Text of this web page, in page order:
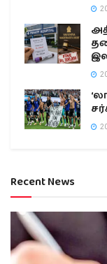
Recent News